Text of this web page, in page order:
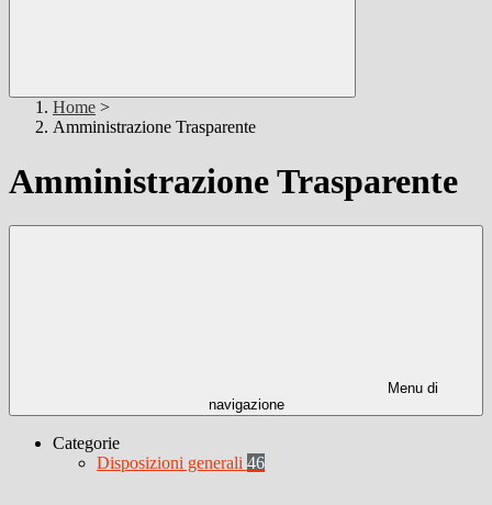
Home >
Amministrazione Trasparente
Amministrazione Trasparente
Menu di
navigazione
Categorie
Disposizioni generali 46